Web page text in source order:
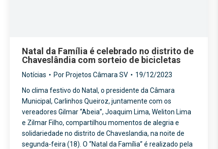
Natal da Família é celebrado no distrito de
Chaveslândia com sorteio de bicicletas
Notícias Por Projetos Câmara SV
19/12/2023
No clima festivo do Natal, o presidente da Câmara
Municipal, Carlinhos Queiroz, juntamente com os
vereadores Gilmar “Abeia”, Joaquim Lima, Weliton Lima
e Zilmar Filho, compartilhou momentos de alegria e
solidariedade no distrito de Chaveslandia, na noite de
segunda-feira (18). O “Natal da Família” é realizado pela